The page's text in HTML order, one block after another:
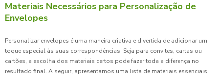
Materiais Necessários para Personalização de
Envelopes
Personalizar envelopes é uma maneira criativa e divertida de adicionar um
toque especial às suas correspondências. Seja para convites, cartas ou
cartões, a escolha dos materiais certos pode fazer toda a diferença no
resultado final. A seguir, apresentamos uma lista de materiais essenciais